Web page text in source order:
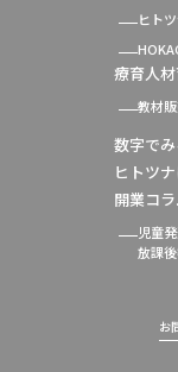
ヒト
療育人
教材
数字で
ヒトツ
開業コ
児童
放課
お